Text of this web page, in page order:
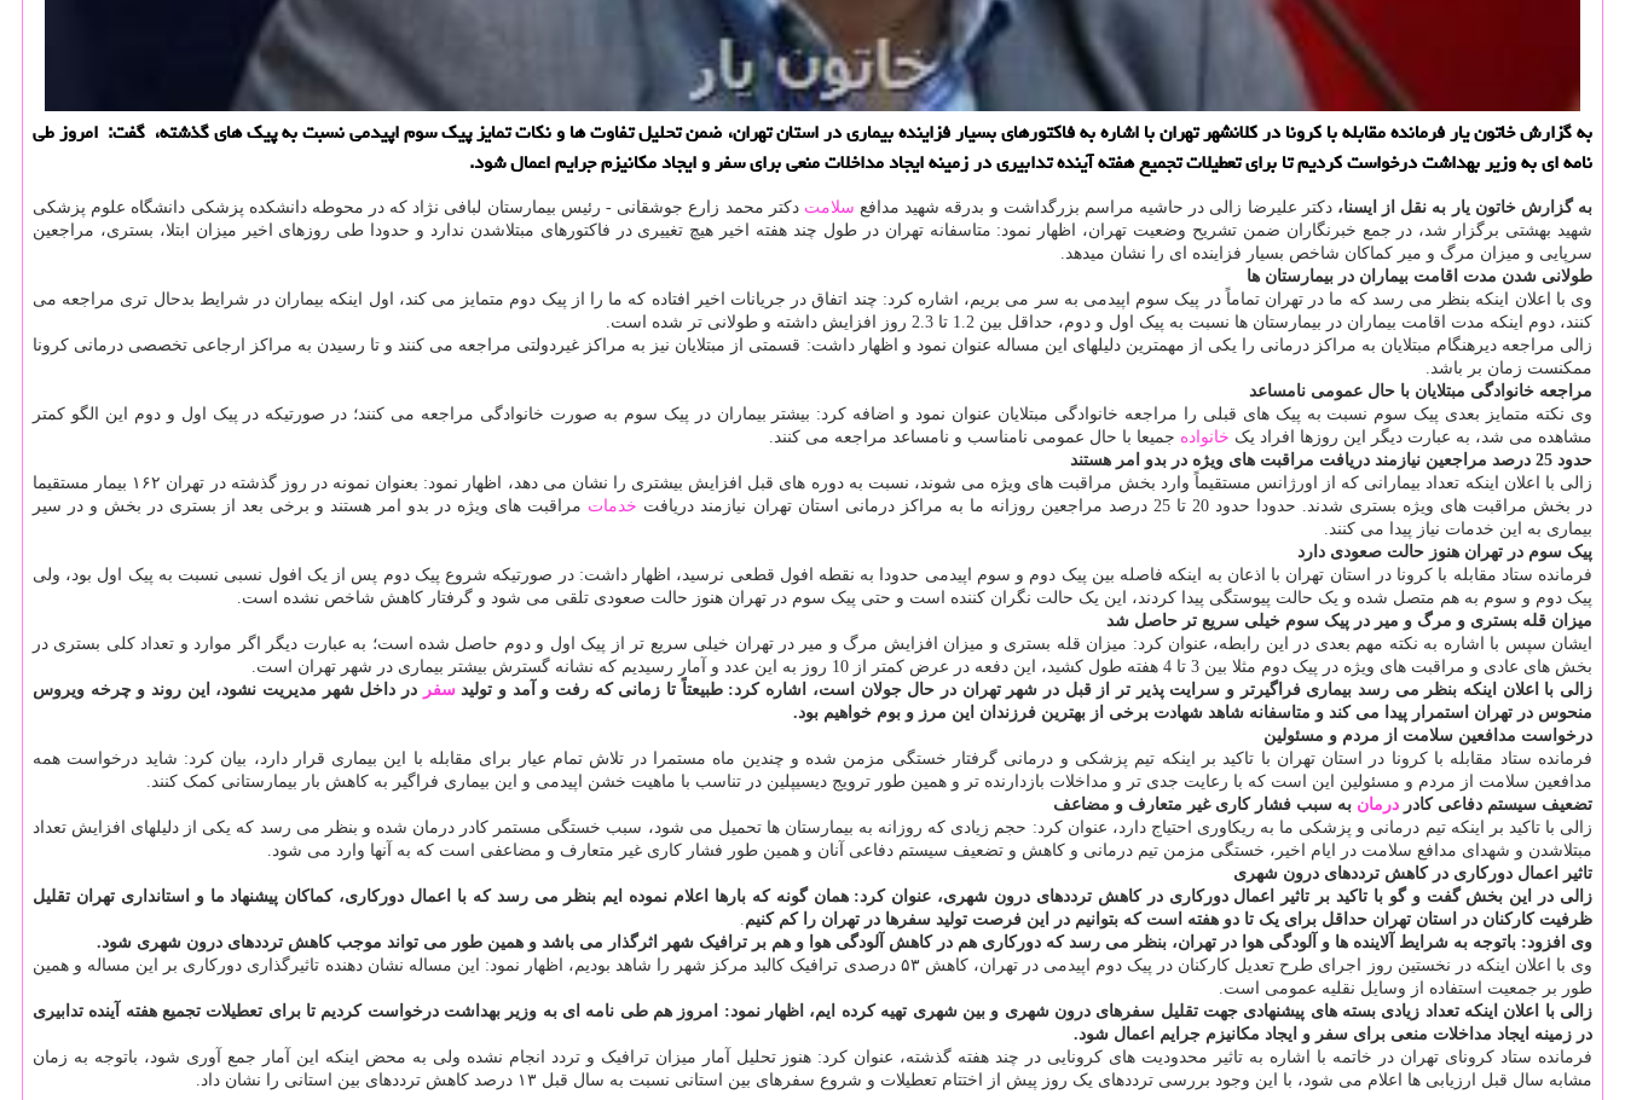
به گزارش خاتون یار فرمانده مقابله با كرونا در كلانشهر تهران با اشاره به فاكتورهای بسیار فزاینده بیماری در استان تهران، ضمن تحلیل تفاوت ها و نكات تمایز پیك سوم اپیدمی نسبت به پیك های گذشته، گفت: امروز طی
نامه ای به وزیر بهداشت درخواست كردیم تا برای تعطیلات تجمیع هفته آینده تدابیری در زمینه ایجاد مداخلات منعی برای سفر و ایجاد مكانیزم جرایم اعمال شود.
به گزارش خاتون یار به نقل از ایسنا،دکتر علیرضا زالی در حاشیه مراسم بزرگداشت و بدرقه شهید مدافع سلامت دکتر محمد زارع جوشقانی - رئیس بیمارستان لبافی نژاد که در محوطه دانشکده پزشکی دانشگاه علوم پزشکی
شهید بهشتی برگزار شد، در جمع خبرنگاران ضمن تشریح وضعیت تهران، اظهار نمود: متاسفانه تهران در طول چند هفته اخیر هیچ تغییری در فاکتورهای مبتلاشدن ندارد و حدودا طی روزهای اخیر میزان ابتلا، بستری، مراجعین
سرپایی و میزان مرگ و میر کماکان شاخص بسیار فزاینده ای را نشان میدهد.
طولانی شدن مدت اقامت بیماران در بیمارستان ها
وی با اعلان اینکه بنظر می رسد که ما در تهران تماماً در پیک سوم اپیدمی به سر می بریم، اشاره کرد: چند اتفاق در جریانات اخیر افتاده که ما را از پیک دوم متمایز می کند، اول اینکه بیماران در شرایط بدحال تری مراجعه می
کنند، دوم اینکه مدت اقامت بیماران در بیمارستان ها نسبت به پیک اول و دوم، حداقل بین 1.2 تا 2.3 روز افزایش داشته و طولانی تر شده است.
زالی مراجعه دیرهنگام مبتلایان به مراکز درمانی را یکی از مهمترین دلیلهای این مساله عنوان نمود و اظهار داشت: قسمتی از مبتلایان نیز به مراکز غیردولتی مراجعه می کنند و تا رسیدن به مراکز ارجاعی تخصصی درمانی کرونا
ممکنست زمان بر باشد.
مراجعه خانوادگی مبتلایان با حال عمومی نامساعد
وی نکته متمایز بعدی پیک سوم نسبت به پیک های قبلی را مراجعه خانوادگی مبتلایان عنوان نمود و اضافه کرد: بیشتر بیماران در پیک سوم به صورت خانوادگی مراجعه می کنند؛ در صورتیکه در پیک اول و دوم این الگو کمتر
مشاهده می شد، به عبارت دیگر این روزها افراد یک خانواده جمیعا با حال عمومی نامناسب و نامساعد مراجعه می کنند.
حدود 25 درصد مراجعین نیازمند دریافت مراقبت های ویژه در بدو امر هستند
زالی با اعلان اینکه تعداد بیمارانی که از اورژانس مستقیماً وارد بخش مراقبت های ویژه می شوند، نسبت به دوره های قبل افزایش بیشتری را نشان می دهد، اظهار نمود: بعنوان نمونه در روز گذشته در تهران ۱۶۲ بیمار مستقیما
در بخش مراقبت های ویژه بستری شدند. حدودا حدود 20 تا 25 درصد مراجعین روزانه ما به مراکز درمانی استان تهران نیازمند دریافت
خدمات مراقبت های ویژه در بدو امر هستند و برخی بعد از بستری در بخش و در سیر
بیماری به این خدمات نیاز پیدا می کنند.
پیک سوم در تهران هنوز حالت صعودی دارد
فرمانده ستاد مقابله با کرونا در استان تهران با اذعان به اینکه فاصله بین پیک دوم و سوم اپیدمی حدودا به نقطه افول قطعی نرسید، اظهار داشت: در صورتیکه شروع پیک دوم پس از یک افول نسبی نسبت به پیک اول بود، ولی
پیک دوم و سوم به هم متصل شده و یک حالت پیوستگی پیدا کردند، این یک حالت نگران کننده است و حتی پیک سوم در تهران هنوز حالت صعودی تلقی می شود و گرفتار کاهش شاخص نشده است.
میزان قله بستری و مرگ و میر در پیک سوم خیلی سریع تر حاصل شد
ایشان سپس با اشاره به نکته مهم بعدی در این رابطه، عنوان کرد: میزان قله بستری و میزان افزایش مرگ و میر در تهران خیلی سریع تر از پیک اول و دوم حاصل شده است؛ به عبارت دیگر اگر موارد و تعداد کلی بستری در
بخش های عادی و مراقبت های ویژه در پیک دوم مثلا بین 3 تا 4 هفته طول کشید، این دفعه در عرض کمتر از 10 روز به این عدد و آمار رسیدیم که نشانه گسترش بیشتر بیماری در شهر تهران است.
زالی با اعلان اینکه بنظر می رسد بیماری فراگیرتر و سرایت پذیر تر از قبل در شهر تهران در حال جولان است، اشاره کرد: طبیعتاً تا زمانی که رفت و آمد و تولیدسفر در داخل شهر مدیریت نشود، این روند و چرخه ویروس
منحوس در تهران استمرار پیدا می کند و متاسفانه شاهد شهادت برخی از بهترین فرزندان این مرز و بوم خواهیم بود.
درخواست مدافعین سلامت از مردم و مسئولین
فرمانده ستاد مقابله با کرونا در استان تهران با تاکید بر اینکه تیم پزشکی و درمانی گرفتار خستگی مزمن شده و چندین ماه مستمرا در تلاش تمام عیار برای مقابله با این بیماری قرار دارد، بیان کرد: شاید درخواست همه
مدافعین سلامت از مردم و مسئولین این است که با رعایت جدی تر و مداخلات بازدارنده تر و همین طور ترویج دیسیپلین در تناسب با ماهیت خشن اپیدمی و این بیماری فراگیر به کاهش بار بیمارستانی کمک کنند.
تضعیف سیستم دفاعی کادر درمان به سبب فشار کاری غیر متعارف و مضاعف
زالی با تاکید بر اینکه تیم درمانی و پزشکی ما به ریکاوری احتیاج دارد، عنوان کرد: حجم زیادی که روزانه به بیمارستان ها تحمیل می شود، سبب خستگی مستمر کادر درمان شده و بنظر می رسد که یکی از دلیلهای افزایش تعداد
مبتلاشدن و شهدای مدافع سلامت در ایام اخیر، خستگی مزمن تیم درمانی و کاهش و تضعیف سیستم دفاعی آنان و همین طور فشار کاری غیر متعارف و مضاعفی است که به آنها وارد می شود.
تاثیر اعمال دورکاری در کاهش ترددهای درون شهری
زالی در این بخش گفت و گو با تاکید بر تاثیر اعمال دورکاری در کاهش ترددهای درون شهری، عنوان کرد: همان گونه که بارها اعلام نموده ایم بنظر می رسد که با اعمال دورکاری، کماکان پیشنهاد ما و استانداری تهران تقلیل
ظرفیت کارکنان در استان تهران حداقل برای یک تا دو هفته است که بتوانیم در این فرصت تولید سفرها در تهران را کم کنیم.
وی افزود: باتوجه به شرایط آلاینده ها و آلودگی هوا در تهران، بنظر می رسد که دورکاری هم در کاهش آلودگی هوا و هم بر ترافیک شهر اثرگذار می باشد و همین طور می تواند موجب کاهش ترددهای درون شهری شود.
وی با اعلان اینکه در نخستین روز اجرای طرح تعدیل کارکنان در پیک دوم اپیدمی در تهران، کاهش ۵۳ درصدی ترافیک کالبد مرکز شهر را شاهد بودیم، اظهار نمود: این مساله نشان دهنده تاثیرگذاری دورکاری بر این مساله و همین
طور بر جمعیت استفاده از وسایل نقلیه عمومی است.
زالی با اعلان اینکه تعداد زیادی بسته های پیشنهادی جهت تقلیل سفرهای درون شهری و بین شهری تهیه کرده ایم، اظهار نمود: امروز هم طی نامه ای به وزیر بهداشت درخواست کردیم تا برای تعطیلات تجمیع هفته آینده تدابیری
در زمینه ایجاد مداخلات منعی برای سفر و ایجاد مکانیزم جرایم اعمال شود.
فرمانده ستاد کرونای تهران در خاتمه با اشاره به تاثیر محدودیت های کرونایی در چند هفته گذشته، عنوان کرد: هنوز تحلیل آمار میزان ترافیک و تردد انجام نشده ولی به محض اینکه این آمار جمع آوری شود، باتوجه به زمان
مشابه سال قبل ارزیابی ها اعلام می شود، با این وجود بررسی ترددهای یک روز پیش از اختتام تعطیلات و شروع سفرهای بین استانی نسبت به سال قبل ۱۳ درصد کاهش ترددهای بین استانی را نشان داد.